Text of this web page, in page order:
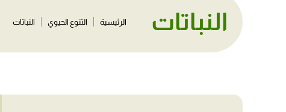
النباتات الرئيسية التنوع الحيوي النباتات